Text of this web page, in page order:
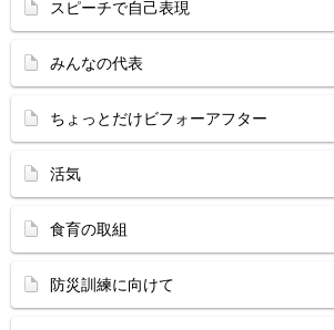
スピーチで自己表現
みんなの代表
ちょっとだけビフォーアフター
活気
食育の取組
防災訓練に向けて